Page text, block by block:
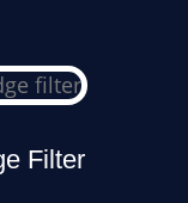
Filter